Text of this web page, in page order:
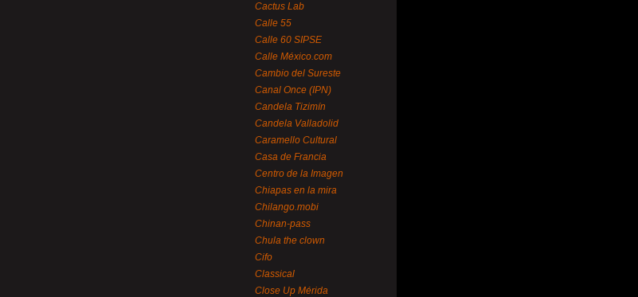
Cactus Lab
Calle 55
Calle 60 SIPSE
Calle México.com
Cambio del Sureste
Canal Once (IPN)
Candela Tizimín
Candela Valladolid
Caramello Cultural
Casa de Francia
Centro de la Imagen
Chiapas en la mira
Chilango.mobi
Chinan-pass
Chula the clown
Cifo
Classical
Close Up Mérida